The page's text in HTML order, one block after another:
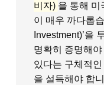
비자) 을 통해 미
이 매우 까다롭
Investment)’을
명확히 증명해
있다는 구체적
을 설득해야 합